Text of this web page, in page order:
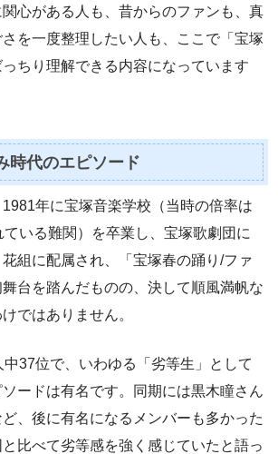
心がある人も、昔からのファンも、真
を一度整理したい人も、ここで「宝塚
ちり理解できる内容になっています
時代のエピソード
年に宝塚音楽学校（当時の倍率は
いる難関）を卒業し、宝塚歌劇団に
組に配属され、「宝塚春の踊り/ファ
台を踏んだものの、決して順風満帆な
ではありません。
37位で、いわゆる「劣等生」として
ードは有名です。同期には黒木瞳さん
、後に有名になるメンバーも多かった
比べて劣等感を強く感じていたと語っ